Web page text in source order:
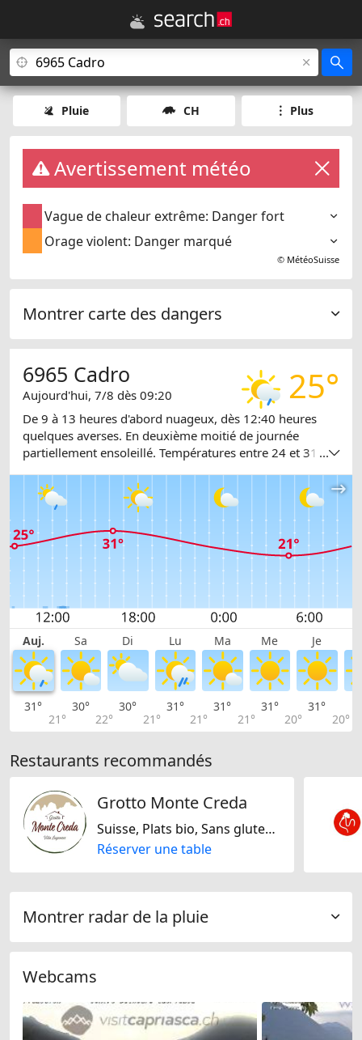
Pluie CH Plus
Avertissement météo
Vague de chaleur extrême: Danger fort
Orage violent: Danger marqué
© MétéoSuisse
Montrer carte des dangers
25°
6965 Cadro
Aujourd'hui, 7/8 dès 09:20
De 9 à 13 heures d'abord nuageux, dès 12:40 heures
quelques averses. En deuxième moitié de journée
partiellement ensoleillé. Températures entre 24 et 31 ...
Auj. Sa Di Lu Ma Me Je
31°
21°
30°
22°
30°
21°
31°
21°
31°
21°
31°
20°
31°
20°
Restaurants recommandés
Grotto Monte Creda
Suisse, Plats bio, Sans gluten, Sans lactose, Italienne, Méditarranéenne
Réserver une table
Montrer radar de la pluie
Webcams